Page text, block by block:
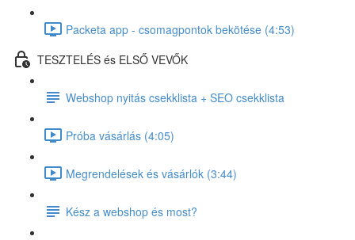
Packeta app - csomagpontok bekötése (4:53)
TESZTELÉS és ELSŐ VEVŐK
Webshop nyitás csekklista + SEO csekklista
Próba vásárlás (4:05)
Megrendelések és vásárlók (3:44)
Kész a webshop és most?